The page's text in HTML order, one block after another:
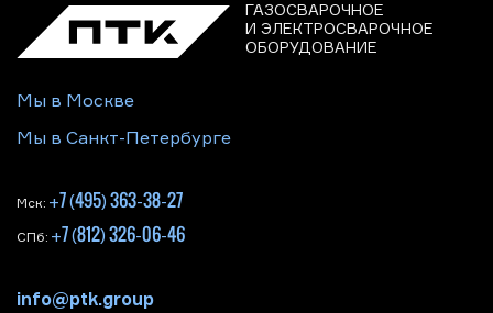
ГАЗОСВАРОЧНОЕ
И ЭЛЕКТРОСВАРОЧНОЕ
ОБОРУДОВАНИЕ
Мы в Москве
Мы в Санкт-Петербурге
Мск: +7 (495) 363-38-27
СПб: +7 (812) 326-06-46
info@ptk.group